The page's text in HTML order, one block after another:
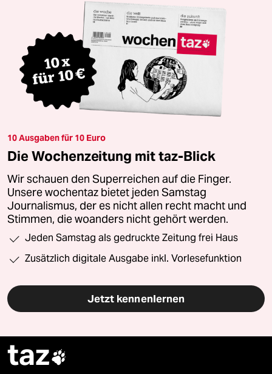
10 Ausgaben für 10 Euro
Die Wochenzeitung mit taz-Blick
Wir schauen den Superreichen auf die Finger.
Unsere wochentaz bietet jeden Samstag
Journalismus, der es nicht allen recht macht und
Stimmen, die woanders nicht gehört werden.
Jeden Samstag als gedruckte Zeitung frei Haus
Zusätzlich digitale Ausgabe inkl. Vorlesefunktion
Jetzt kennenlernen
taz